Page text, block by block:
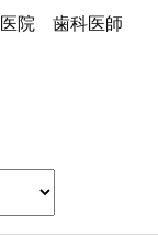
医院 歯科医師